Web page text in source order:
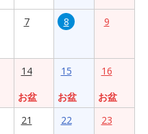
7 8 9
14
お盆
15
お盆
16
お盆
21 22 23